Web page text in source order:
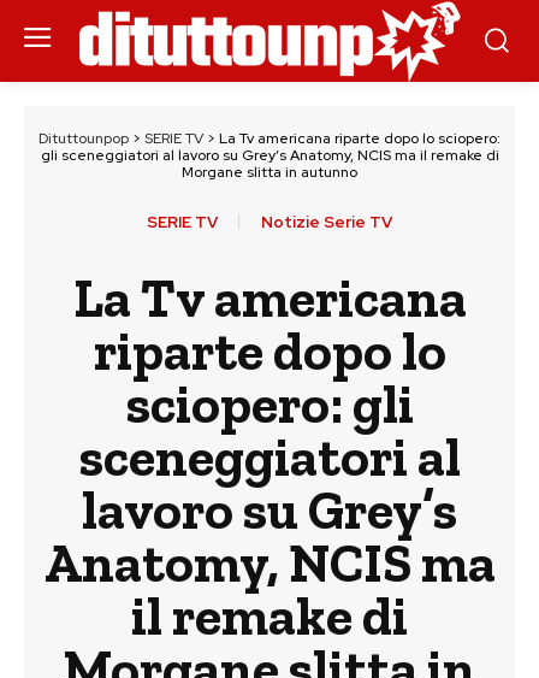
Dituttounpop > SERIE TV > La Tv americana riparte dopo lo sciopero:
gli sceneggiatori al lavoro su Grey’s Anatomy, NCIS ma il remake di
Morgane slitta in autunno
SERIE TV Notizie Serie TV
La Tv americana
riparte dopo lo
sciopero: gli
sceneggiatori al
lavoro su Grey’s
Anatomy, NCIS ma
il remake di